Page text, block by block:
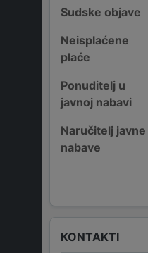
Sudske objave
Neisplaćene
plaće
Ponuditelj u
javnoj nabavi
Naručitelj javne
nabave
KONTAKTI